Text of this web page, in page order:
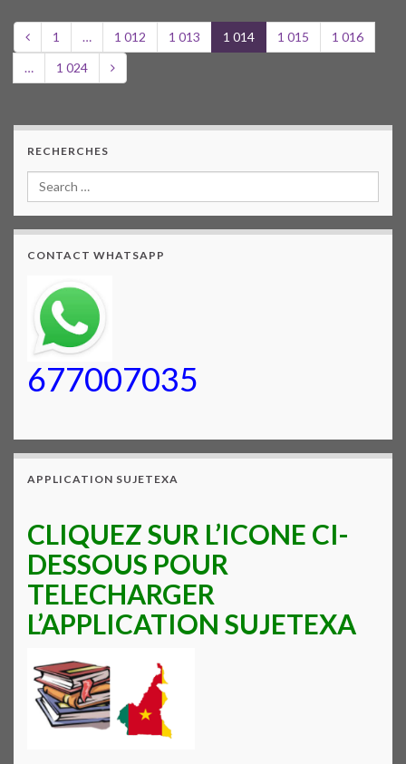
1 … 1 012 1 013 1 014 1 015
1 016
…
1 024
RECHERCHES
CONTACT WHATSAPP
677007035
APPLICATION SUJETEXA
CLIQUEZ SUR L’ICONE CI-
DESSOUS POUR
TELECHARGER
L’APPLICATION SUJETEXA